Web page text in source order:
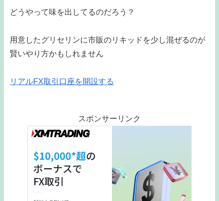
どうやって味を出してるのだろう？
用意したグリセリンに市販のリキッドを少し混ぜるのが
賢いやり方かもしれません
リアルFX取引口座を開設する
スポンサーリンク